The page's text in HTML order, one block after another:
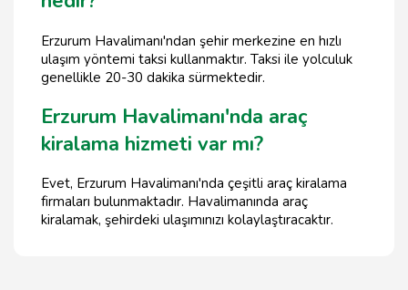
Erzurum Havalimanı'ndan şehir merkezine en hızlı
ulaşım yöntemi taksi kullanmaktır. Taksi ile yolculuk
genellikle 20-30 dakika sürmektedir.
Erzurum Havalimanı'nda araç
kiralama hizmeti var mı?
Evet, Erzurum Havalimanı'nda çeşitli araç kiralama
firmaları bulunmaktadır. Havalimanında araç
kiralamak, şehirdeki ulaşımınızı kolaylaştıracaktır.